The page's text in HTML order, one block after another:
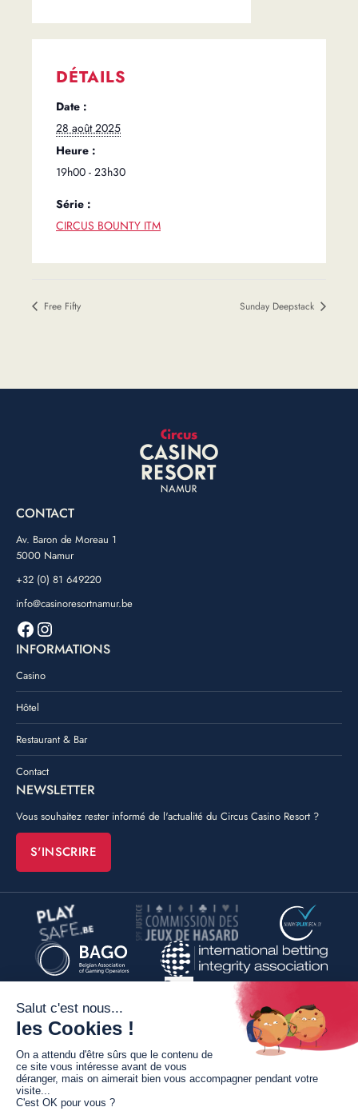
DÉTAILS
Date :
28 août 2025
Heure :
19h00 - 23h30
Série :
CIRCUS BOUNTY ITM
Free Fifty Sunday Deepstack
CONTACT
Av. Baron de Moreau 1
5000 Namur
+32 (0) 81 649220
info@casinoresortnamur.be
Facebook
Instagram
INFORMATIONS
Casino
Hôtel
Restaurant & Bar
Contact
NEWSLETTER
Vous souhaitez rester informé de l'actualité du Circus Casino Resort ?
S'INSCRIRE
By
Conditions générales de vente